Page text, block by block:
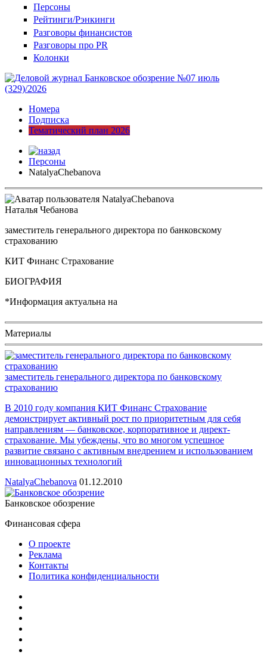
Персоны
Рейтинги/Рэнкинги
Разговоры финансистов
Разговоры про PR
Колонки
Номера
Подписка
Тематический план 2026
Персоны
NatalyaChebanova
Наталья Чебанова
заместитель генерального директора по банковскому
страхованию
КИТ Финанс Страхование
БИОГРАФИЯ
*Информация актуальна на
Материалы
заместитель генерального директора по банковскому
страхованию
В 2010 году компания КИТ Финанс Страхование
демонстрирует активный рост по приоритетным для себя
направлениям — банковское, корпоративное и директ-
страхование. Мы убеждены, что во многом успешное
развитие связано с активным внедрением и использованием
инновационных технологий
NatalyaChebanova 01.12.2010
Банковское обозрение
Финансовая сфера
О проекте
Реклама
Контакты
Политика конфиденциальности